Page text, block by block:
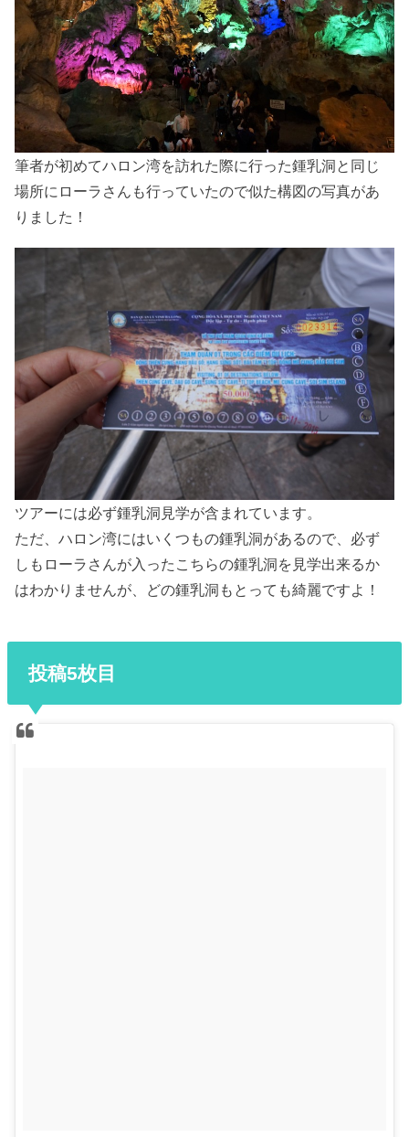
筆者が初めてハロン湾を訪れた際に行った鍾乳洞と同じ
場所にローラさんも行っていたので似た構図の写真があ
りました！
ツアーには必ず鍾乳洞見学が含まれています。
ただ、ハロン湾にはいくつもの鍾乳洞があるので、必ず
しもローラさんが入ったこちらの鍾乳洞を見学出来るか
はわかりませんが、どの鍾乳洞もとっても綺麗ですよ！
投稿5枚目